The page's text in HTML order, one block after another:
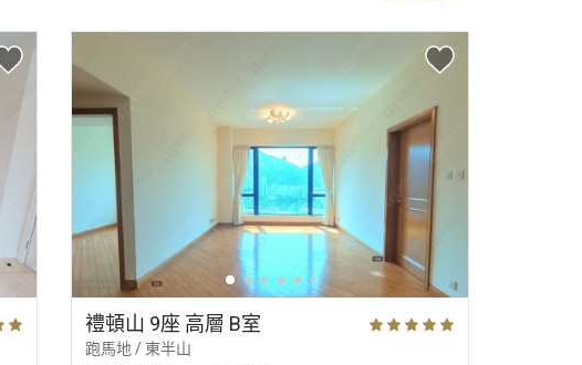
禮頓山 9座 高層 B室
跑馬地 / 東半山